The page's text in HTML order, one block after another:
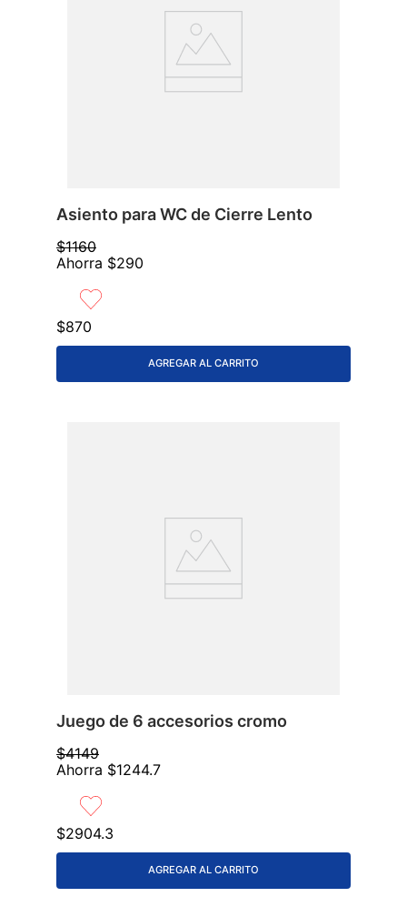
Asiento para WC de Cierre Lento
$1160
Ahorra $290
$870
AGREGAR AL CARRITO
Juego de 6 accesorios cromo
$4149
Ahorra $1244.7
$2904.3
AGREGAR AL CARRITO